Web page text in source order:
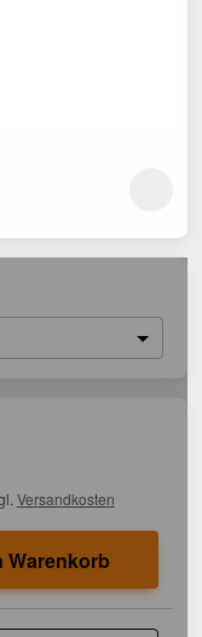
Versandkosten
Warenkorb